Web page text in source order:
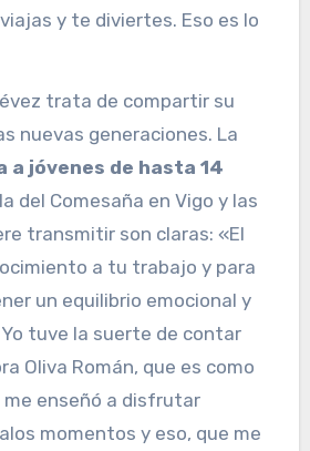
y te diviertes. Eso es lo
trata de compartir su
nuevas generaciones. La
a jóvenes de hasta 14
del Comesaña en Vigo y las
transmitir son claras: «El
a tu trabajo y para
un equilibrio emocional y
tuve la suerte de contar
Oliva Román, que es como
me enseñó a disfrutar
momentos y eso, que me